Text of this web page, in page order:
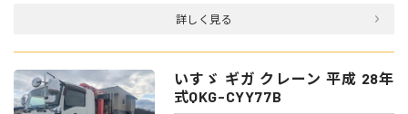
詳しく見る
いすゞ ギガ クレーン 平成 28年
式QKG-CYY77B